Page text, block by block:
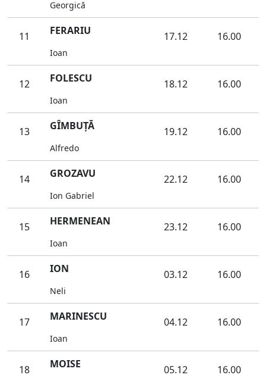
Georgică
11 FERARIU
Ioan
17.12 16.00
12 FOLESCU
Ioan
18.12 16.00
13 GÎMBUŢĂ
Alfredo
19.12 16.00
14 GROZAVU
Ion Gabriel
22.12 16.00
15 HERMENEAN
Ioan
23.12 16.00
16 ION
Neli
03.12 16.00
17 MARINESCU
Ioan
04.12 16.00
18 MOISE 05.12 16.00